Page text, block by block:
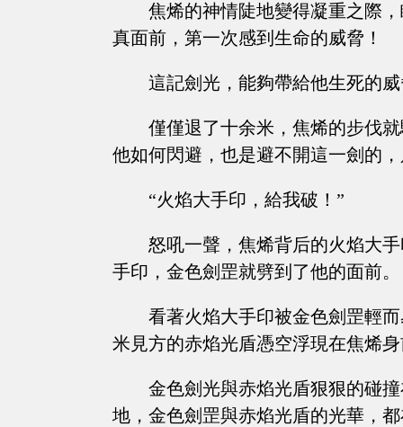
焦烯的神情陡地變得凝重之際
真面前，第一次感到生命的威脅！
這記劍光，能夠帶給他生死的
僅僅退了十余米，焦烯的步伐
他如何閃避，也是避不開這一劍的
“火焰大手印，給我破！”
怒吼一聲，焦烯背后的火焰大
手印，金色劍罡就劈到了他的面前。
看著火焰大手印被金色劍罡輕
米見方的赤焰光盾憑空浮現在焦烯
金色劍光與赤焰光盾狠狠的碰
地，金色劍罡與赤焰光盾的光華，